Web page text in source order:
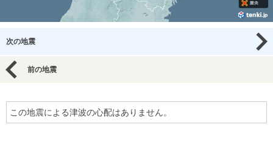
次の地震
前の地震
この地震による津波の心配はありません。